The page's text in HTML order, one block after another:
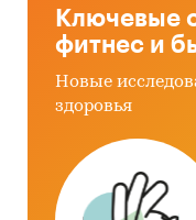
Ключевые
фитнес и
Новые
здоровья